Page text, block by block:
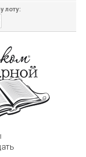
лоту: